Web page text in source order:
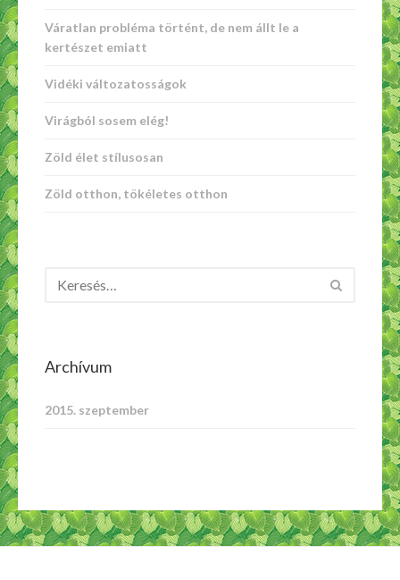
Váratlan probléma történt, de nem állt le a
kertészet emiatt
Vidéki változatosságok
Virágból sosem elég!
Zöld élet stílusosan
Zöld otthon, tökéletes otthon
Archívum
2015. szeptember